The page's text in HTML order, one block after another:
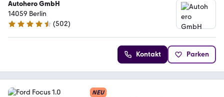
Autohero GmbH
14059 Berlin
4.5 Sterne
(502)
Kontakt Parken
NEU